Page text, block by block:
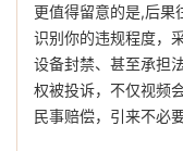
更值得留意的是,后果
识别你的违规程度，
设备封禁、甚至承担
权被投诉，不仅视频
民事赔偿，引来不必